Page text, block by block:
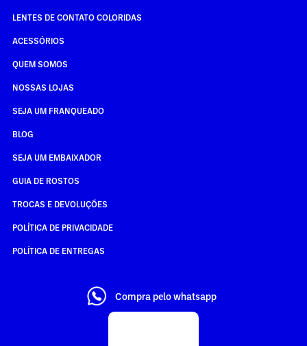
LENTES DE CONTATO COLORIDAS
ACESSÓRIOS
QUEM SOMOS
NOSSAS LOJAS
SEJA UM FRANQUEADO
BLOG
SEJA UM EMBAIXADOR
GUIA DE ROSTOS
TROCAS E DEVOLUÇÕES
POLÍTICA DE PRIVACIDADE
POLÍTICA DE ENTREGAS
Compra pelo whatsapp